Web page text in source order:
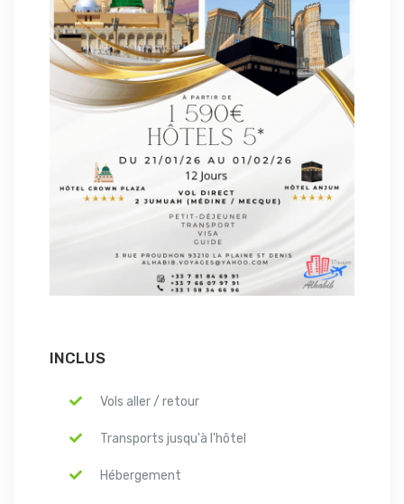
INCLUS
Vols aller / retour
Transports jusqu'à l'hôtel
Hébergement